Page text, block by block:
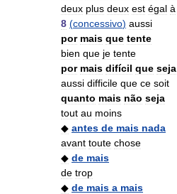
deux plus deux est égal à
8 (concessivo) aussi
por mais que tente
bien que je tente
por mais difícil que seja
aussi difficile que ce soit
quanto mais não seja
tout au moins
◆ antes de mais nada
avant toute chose
◆ de mais
de trop
◆ de mais a mais